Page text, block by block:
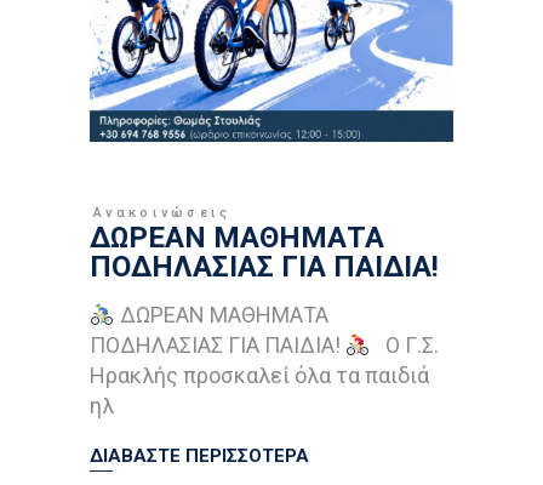
Ανακοινώσεις
ΔΩΡΕΑΝ ΜΑΘΗΜΑΤΑ
ΠΟΔΗΛΑΣΙΑΣ ΓΙΑ ΠΑΙΔΙΑ!
ΔΩΡΕΑΝ ΜΑΘΗΜΑΤΑ
ΠΟΔΗΛΑΣΙΑΣ ΓΙΑ ΠΑΙΔΙΑ!
Ο Γ.Σ.
Ηρακλής προσκαλεί όλα τα παιδιά
ηλ
ΔΙΑΒΑΣΤΕ ΠΕΡΙΣΣΟΤΕΡΑ